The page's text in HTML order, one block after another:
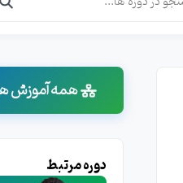
همه آموزش
دوره مرتبط